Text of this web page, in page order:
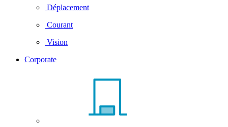
Déplacement
Courant
Vision
Corporate